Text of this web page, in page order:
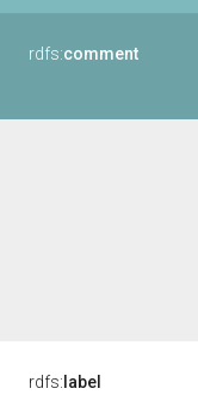
rdfs:comment
rdfs: label